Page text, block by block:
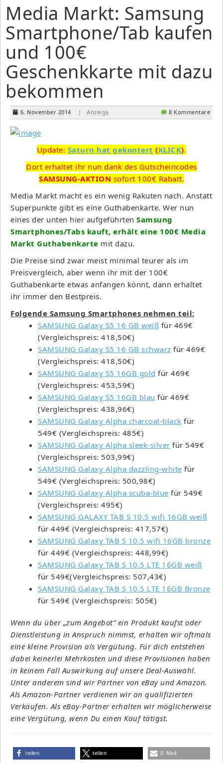
Media Markt: Samsung
Smartphone/Tab kaufen
und 100€
Geschenkkarte mit dazu
bekommen
6. November 2014 | Anzeige 8 Kommentare
Update: Saturn hat gekontert (KLICK).
Dort erhaltet ihr nun dank des Gutscheincodes
SAMSUNG-AKTION sofort 100€ Rabatt.
Media Markt macht es ein wenig Rakuten nach. Anstatt
Superpunkte gibt es eine Guthabenkarte. Wer nun
eines der unten hier aufgeführten Samsung
Smartphones/Tabs kauft, erhält eine 100€ Media
Markt Guthabenkarte mit dazu.
Die Preise sind zwar meist minimal teurer als im
Preisvergleich, aber wenn ihr mit der 100€
Guthabenkarte etwas anfangen könnt, dann erhaltet
ihr immer den Bestpreis.
Folgende Samsung Smartphones nehmen teil:
SAMSUNG Galaxy S5 16 GB weiß für 469€
(Vergleichspreis: 418,50€)
SAMSUNG Galaxy S5 16 GB schwarz für 469€
(Vergleichspreis: 418,50€)
SAMSUNG Galaxy S5 16GB gold für 469€
(Vergleichspreis: 453,59€)
SAMSUNG Galaxy S5 16GB blau für 469€
(Vergleichspreis: 438,96€)
SAMSUNG Galaxy Alpha charcoal-black für
549€ (Vergleichspreis: 485€)
SAMSUNG Galaxy Alpha sleek-silver für 549€
(Vergleichspreis: 503,99€)
SAMSUNG Galaxy Alpha dazzling-white für
549€ (Vergleichspreis: 500,98€)
SAMSUNG Galaxy Alpha scuba-blue für 549€
(Vergleichspreis: 495€)
SAMSUNG GALAXY TAB S 10.5 wifi 16GB weiß
für 449€ (Vergleichspreis: 417,57€)
SAMSUNG Galaxy TAB S 10.5 wifi 16GB bronze
für 449€ (Vergleichspreis: 448,99€)
SAMSUNG Galaxy TAB S 10.5 LTE 16GB weiß
für 549€(Vergleichspreis: 507,43€)
SAMSUNG Galaxy TAB S 10.5 LTE 16GB Bronze
für 549€ (Vergleichspreis: 505€)
Wenn du über „zum Angebot“ ein Produkt kaufst oder
Dienstleistung in Anspruch nimmst, erhalten wir oftmals
eine kleine Provision als Vergütung. Für dich entstehen
dabei keinerlei Mehrkosten und diese Provisionen haben
in keinem Fall Auswirkung auf unsere Deal-Auswahl.
Unter anderem sind wir Partner von eBay und Amazon.
Als Amazon-Partner verdienen wir an qualifizierten
Verkäufen. Als eBay-Partner erhalten wir möglicherweise
eine Vergütung, wenn Du einen Kauf tätigst.
teilen teilen E-Mail